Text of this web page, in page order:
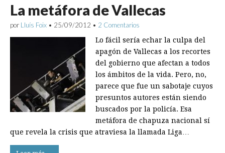
La metáfora de Vallecas
por Lluís Foix • 25/09/2012 • 2 Comentarios
Lo fácil sería echar la culpa del
apagón de Vallecas a los recortes
del gobierno que afectan a todos
los ámbitos de la vida. Pero, no,
parece que fue un sabotaje cuyos
presuntos autores están siendo
buscados por la policía. Esa
metáfora de chapuza nacional sí
que revela la crisis que atraviesa la llamada Liga…